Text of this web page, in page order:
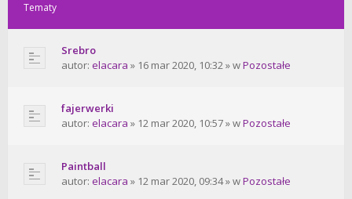
Tematy
Srebro
autor: elacara » 16 mar 2020, 10:32 » wPozostałe
fajerwerki
autor: elacara » 12 mar 2020, 10:57 » wPozostałe
Paintball
autor: elacara » 12 mar 2020, 09:34 » wPozostałe